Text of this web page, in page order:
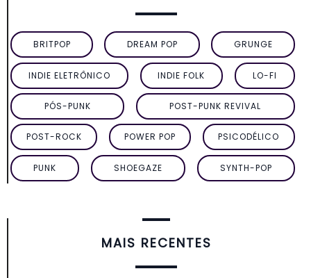
BRITPOP DREAM POP GRUNGE
INDIE ELETRÔNICO INDIE FOLK LO-FI
PÓS-PUNK POST-PUNK REVIVAL
POST-ROCK POWER POP PSICODÉLICO
PUNK SHOEGAZE SYNTH-POP
MAIS RECENTES